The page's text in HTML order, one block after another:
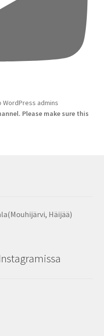
admins
Please make sure this
Häijää)